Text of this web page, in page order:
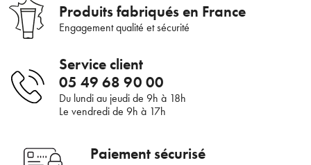
Supprimer le produit ?
Produits fabriqués en France
Engagement qualité et sécurité
Service client
05 49 68 90 00
Du lundi au jeudi de 9h à 18h
Le vendredi de 9h à 17h
Paiement sécurisé
Bienvenue !
Pour être au courant de nos dernières
nouveautés ou promotions en cours et
bénéficier de nos conseils de saison, inscrivez-